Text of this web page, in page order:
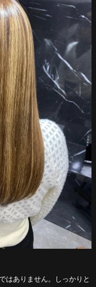
はありません。しっかりと